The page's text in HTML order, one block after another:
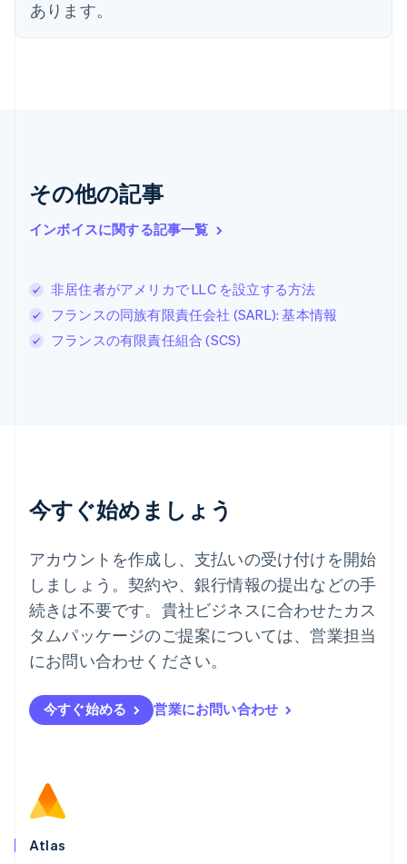
あります。
その他の記事
インボイスに関する記事一覧
非居住者がアメリカで LLC を設立する方法
フランスの同族有限責任会社 (SARL): 基本情報
フランスの有限責任組合 (SCS)
今すぐ始めましょう
アカウントを作成し、支払いの受け付けを開始
しましょう。契約や、銀行情報の提出などの手
続きは不要です。貴社ビジネスに合わせたカス
タムパッケージのご提案については、営業担当
にお問い合わせください。
今すぐ始める 営業にお問い合わせ
Atlas
EnglishFrançais
キプロス
English
English简体中文
DeutschFrançaisItalianoEnglish
スペイン
スロバキア
English
ドイツ
ニュージーランド
English
ノルウェー
English
ハンガリー
English
フィンランド
ブラジル
PortuguêsEnglish
フランス
ベルギー
Nederlands
ポーランド